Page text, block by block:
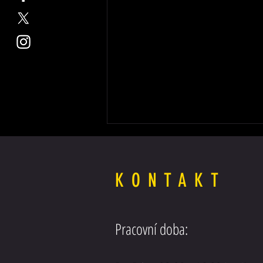
KONTAKT
Pracovní doba: